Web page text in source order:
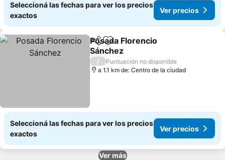
Seleccioná las fechas para ver los precios
exactos
Ver precios
CompartirAñadir a favoritos
Posada Florencio
Sánchez
/
Puntuación no disponible
a 1.1 km de: Centro de la ciudad
Seleccioná las fechas para ver los precios
exactos
Ver precios
Ver más